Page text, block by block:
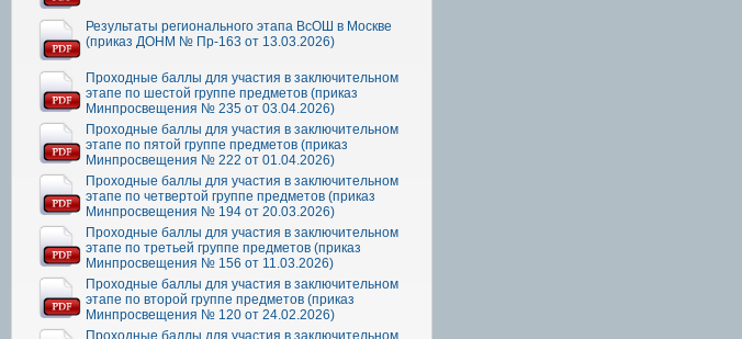
Результаты регионального этапа ВсОШ в Москве
(приказ ДОНМ № Пр-163 от 13.03.2026)
Проходные баллы для участия в заключительном
этапе по шестой группе предметов (приказ
Минпросвещения № 235 от 03.04.2026)
Проходные баллы для участия в заключительном
этапе по пятой группе предметов (приказ
Минпросвещения № 222 от 01.04.2026)
Проходные баллы для участия в заключительном
этапе по четвертой группе предметов (приказ
Минпросвещения № 194 от 20.03.2026)
Проходные баллы для участия в заключительном
этапе по третьей группе предметов (приказ
Минпросвещения № 156 от 11.03.2026)
Проходные баллы для участия в заключительном
этапе по второй группе предметов (приказ
Минпросвещения № 120 от 24.02.2026)